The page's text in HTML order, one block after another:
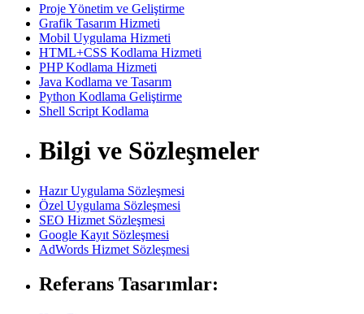
Proje Yönetim ve Geliştirme
Grafik Tasarım Hizmeti
Mobil Uygulama Hizmeti
HTML+CSS Kodlama Hizmeti
PHP Kodlama Hizmeti
Java Kodlama ve Tasarım
Python Kodlama Geliştirme
Shell Script Kodlama
Bilgi ve Sözleşmeler
Hazır Uygulama Sözleşmesi
Özel Uygulama Sözleşmesi
SEO Hizmet Sözleşmesi
Google Kayıt Sözleşmesi
AdWords Hizmet Sözleşmesi
Referans Tasarımlar: